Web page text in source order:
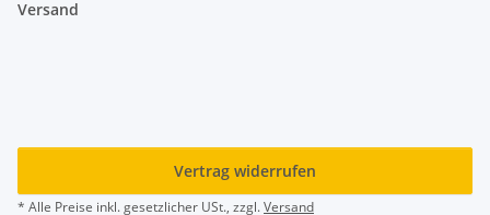
Versand
Vertrag widerrufen
* Alle Preise inkl. gesetzlicher USt., zzgl.Versand